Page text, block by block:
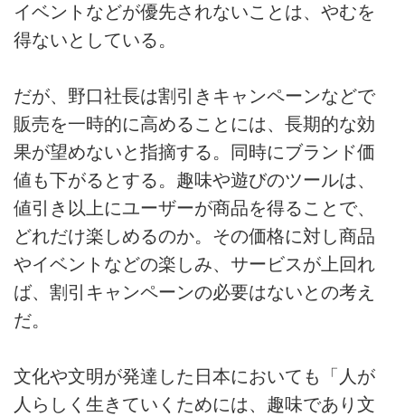
イベントなどが優先されないことは、やむを
得ないとしている。
だが、野口社長は割引きキャンペーンなどで
販売を一時的に高めることには、長期的な効
果が望めないと指摘する。同時にブランド価
値も下がるとする。趣味や遊びのツールは、
値引き以上にユーザーが商品を得ることで、
どれだけ楽しめるのか。その価格に対し商品
やイベントなどの楽しみ、サービスが上回れ
ば、割引キャンペーンの必要はないとの考え
だ。
文化や文明が発達した日本においても「人が
人らしく生きていくためには、趣味であり文